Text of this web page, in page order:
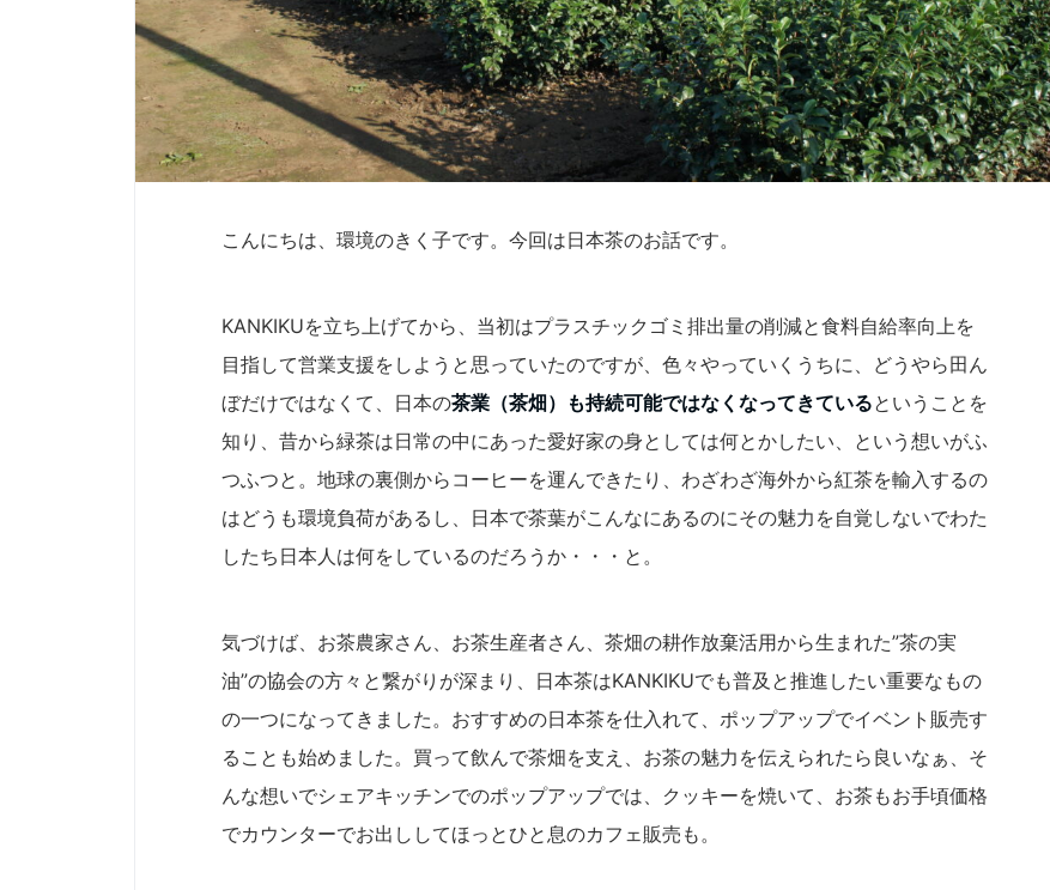
こんにちは、環境のきく子です。今回は日本茶のお話です。
KANKIKUを立ち上げてから、当初はプラスチックゴミ排出量の削減と食料自給率向上を
目指して営業支援をしようと思っていたのですが、色々やっていくうちに、どうやら田ん
ぼだけではなくて、日本の茶業（茶畑）も持続可能ではなくなってきているということを
知り、昔から緑茶は日常の中にあった愛好家の身としては何とかしたい、という想いがふ
つふつと。地球の裏側からコーヒーを運んできたり、わざわざ海外から紅茶を輸入するの
はどうも環境負荷があるし、日本で茶葉がこんなにあるのにその魅力を自覚しないでわた
したち日本人は何をしているのだろうか・・・と。
気づけば、お茶農家さん、お茶生産者さん、茶畑の耕作放棄活用から生まれた”茶の実
油”の協会の方々と繋がりが深まり、日本茶はKANKIKUでも普及と推進したい重要なもの
の一つになってきました。おすすめの日本茶を仕入れて、ポップアップでイベント販売す
ることも始めました。買って飲んで茶畑を支え、お茶の魅力を伝えられたら良いなぁ、そ
んな想いでシェアキッチンでのポップアップでは、クッキーを焼いて、お茶もお手頃価格
でカウンターでお出ししてほっとひと息のカフェ販売も。